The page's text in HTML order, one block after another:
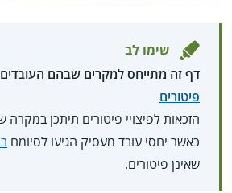
שימו לב
דף זה מתייחס למקרים שבהם
פיטורים
הזכאות לפיצויי פיטורים תיתכן במקרה
כאשר יחסי עובד מעסיק הגיעו לסיומם
שאינן פיטורים.